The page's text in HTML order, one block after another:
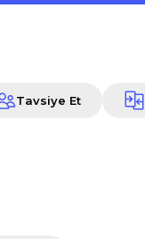
Tavsiye Et